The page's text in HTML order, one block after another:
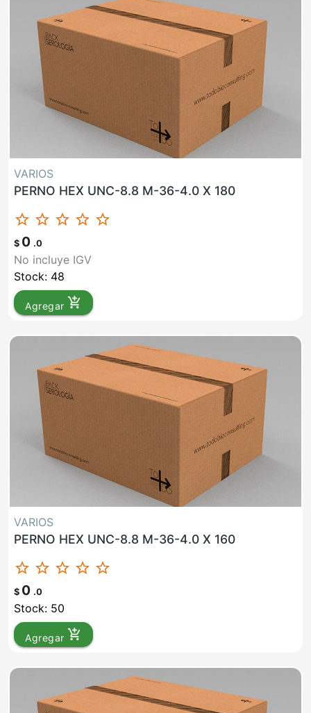
VARIOS
PERNO HEX UNC-8.8 M-36-4.0 X 180
star_border star_border star_border star_border star_border
$ 0 .0
No incluye IGV
Stock: 48
Agregar add_shopping_cart
VARIOS
PERNO HEX UNC-8.8 M-36-4.0 X 160
star_border star_border star_border star_border star_border
$ 0 .0
Stock: 50
Agregar add_shopping_cart